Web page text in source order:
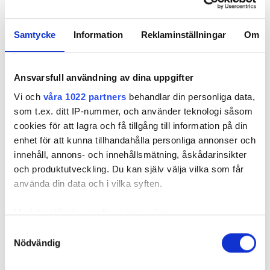
Samtycke Information Reklaminställningar Om
Ansvarsfull användning av dina uppgifter
Vi och våra 1022 partners behandlar din personliga data,
som t.ex. ditt IP-nummer, och använder teknologi såsom
cookies för att lagra och få tillgång till information på din
enhet för att kunna tillhandahålla personliga annonser och
innehåll, annons- och innehållsmätning, åskådarinsikter
och produktutveckling. Du kan själv välja vilka som får
använda din data och i vilka syften.
Med din tillåtelse skulle vi även vilja:
som kan ha en noggrannhet på upp till flera meter
Nödvändig
REKOMMENDERADE ARTIKLAR
”Om du titulerar
dig rörmokare
”Det är nog
hundra
”Många